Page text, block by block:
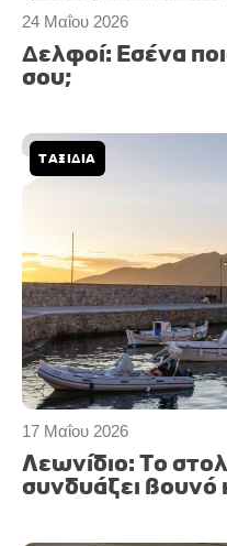
24 Μαΐου 2026
Δελφοί: Eσένα
σου;
17 Μαΐου 2026
ΤΑΞΙΔΙΑ
Λεωνίδιο: Το
συνδυάζει βουνό